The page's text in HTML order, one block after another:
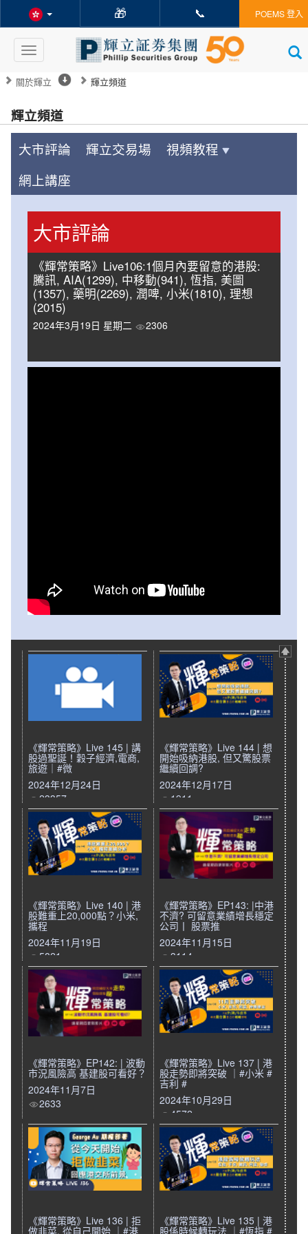
🎁 📞 POEMS 登入
Toggle
navigation
關於輝立 輝立頻道
輝立頻道
大市評論 輝立交易場
視頻教程
網上講座
大市評論
《輝常策略》Live106:1個月內要留意的港股:
騰訊, AIA(1299), 中移動(941), 恆指, 美圖
(1357), 藥明(2269), 潤啤, 小米(1810), 理想
(2015)
2024年3月19日 星期二 2306
《輝常策略》Live 145 | 講
股過聖誕！穀子經濟,電商,
旅遊｜#微
2024年12月24日
23357
《輝常策略》Live 144 | 想
開始吸納港股, 但又驚股票
繼續回調?
2024年12月17日
1911
《輝常策略》Live 140 | 港
股難重上20,000點？小米,
攜程
2024年11月19日
5821
《輝常策略》EP143: |中港
不濟? 可留意業績增長穩定
公司丨 股票推
2024年11月15日
3114
《輝常策略》EP142: | 波動
市況風險高 基建股可看好？
2024年11月7日
2633
《輝常策略》Live 137 | 港
股走勢即將突破 ｜#小米 #
吉利 #
2024年10月29日
4572
《輝常策略》Live 136 | 拒
做韭菜, 從自己開始 ｜#港
《輝常策略》Live 135 | 港
股係時候轉玩法 ｜#恆指 #